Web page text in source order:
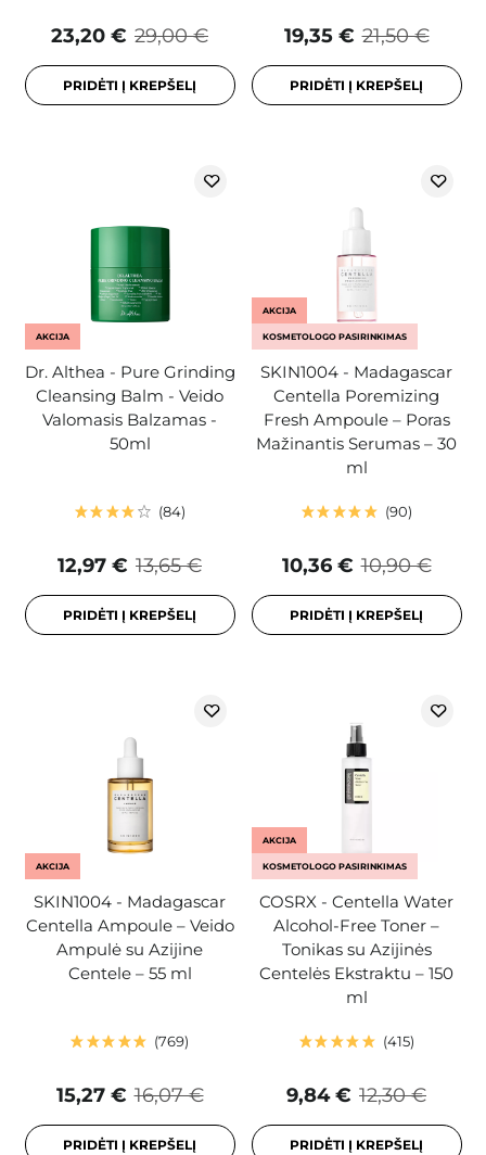
29,00 €
23,20 €
PRIDĖTI Į KREPŠELĮ
21,50 €
19,35 €
PRIDĖTI Į KREPŠELĮ
AKCIJA
Dr. Althea - Pure Grinding
Cleansing Balm - Veido
Valomasis Balzamas -
50ml
84
13,65 €
12,97 €
PRIDĖTI Į KREPŠELĮ
AKCIJA
KOSMETOLOGO PASIRINKIMAS
SKIN1004 - Madagascar
Centella Poremizing
Fresh Ampoule – Poras
Mažinantis Serumas – 30
ml
90
10,90 €
10,36 €
PRIDĖTI Į KREPŠELĮ
AKCIJA
SKIN1004 - Madagascar
Centella Ampoule – Veido
Ampulė su Azijine
Centele – 55 ml
769
16,07 €
15,27 €
PRIDĖTI Į KREPŠELĮ
AKCIJA
KOSMETOLOGO PASIRINKIMAS
COSRX - Centella Water
Alcohol-Free Toner –
Tonikas su Azijinės
Centelės Ekstraktu – 150
ml
415
12,30 €
9,84 €
PRIDĖTI Į KREPŠELĮ